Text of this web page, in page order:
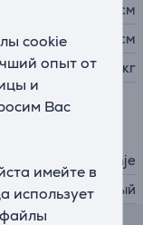
cookie
опыт от
и
Вас
имейте в
использует
43 см
24 см
7,4 кг
Gorenje
черный